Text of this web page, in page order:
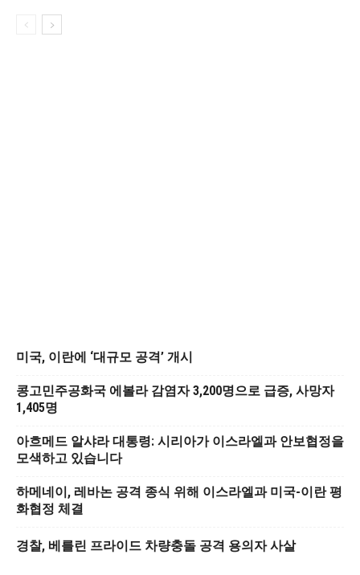
미국, 이란에 ‘대규모 공격’ 개시
콩고민주공화국 에볼라 감염자 3,200명으로 급증, 사망자
1,405명
아흐메드 알샤라 대통령: 시리아가 이스라엘과 안보협정을
모색하고 있습니다
하메네이, 레바논 공격 종식 위해 이스라엘과 미국-이란 평
화협정 체결
경찰, 베를린 프라이드 차량충돌 공격 용의자 사살